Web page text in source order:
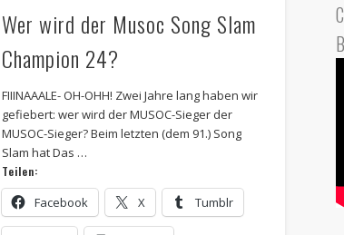
Wer wird der Musoc Song Slam
Champion 24?
FIIINAAALE- OH-OHH! Zwei Jahre lang haben wir
gefiebert: wer wird der MUSOC-Sieger der
MUSOC-Sieger? Beim letzten (dem 91.) Song
Slam hat Das …
Teilen:
Facebook X Tumblr